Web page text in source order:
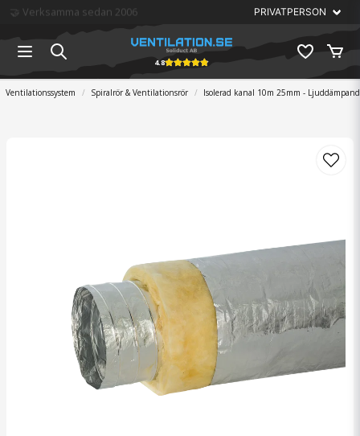
🏆 Störst på ventilation
4.8
Ventilationssystem Spiralrör & Ventilationsrör Isolerad kanal 10m 25mm -